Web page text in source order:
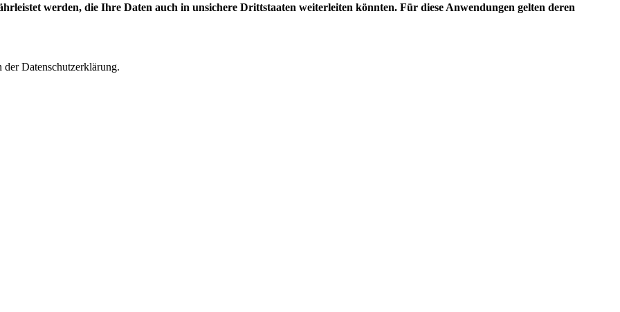
werden, die Ihre Daten auch in unsichere Drittstaaten weiterleiten könnten. Für diese Anwendungen gelten deren
Datenschutzerklärung.